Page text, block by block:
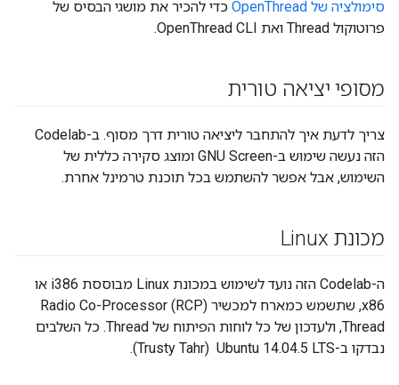
סימולציה של OpenThread
כדי להכיר את מושגי הבסיס של
פרוטוקול Thread ואת OpenThread CLI.
מסופי יציאה טורית
צריך לדעת איך להתחבר ליציאה טורית דרך מסוף. ב-Codelab
הזה נעשה שימוש ב-GNU Screen ומוצג סקירה כללית של
השימוש, אבל אפשר להשתמש בכל תוכנת טרמינל אחרת.
מכונת Linux
ה-Codelab הזה נועד לשימוש במכונת Linux מבוססת i386 או
x86, שתשמש כמארח למכשיר Radio Co-Processor (RCP)
Thread, ולעדכון של כל לוחות הפיתוח של Thread. כל השלבים
נבדקו ב-Ubuntu 14.04.5 LTS ‏ (Trusty Tahr).